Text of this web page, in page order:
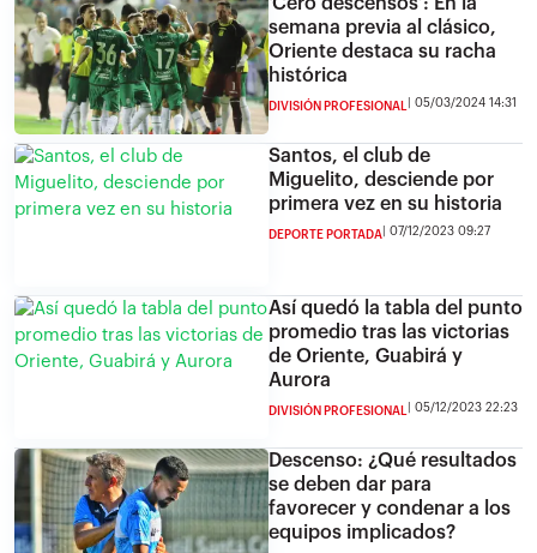
semana previa al clásico,
Oriente destaca su racha
histórica
DIVISIÓN PROFESIONAL 05/03/2024 14:31
Santos, el club de
Miguelito, desciende por
primera vez en su historia
DEPORTE PORTADA 07/12/2023 09:27
Así quedó la tabla del punto
promedio tras las victorias
de Oriente, Guabirá y
Aurora
DIVISIÓN PROFESIONAL 05/12/2023 22:23
Descenso: ¿Qué resultados
se deben dar para
favorecer y condenar a los
equipos implicados?